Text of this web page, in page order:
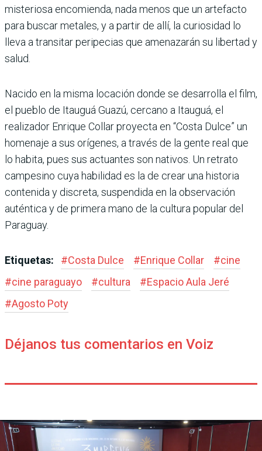
misteriosa encomienda, nada menos que un artefacto
para buscar metales, y a partir de allí, la curiosidad lo
lleva a transitar peripecias que amenazarán su libertad y
salud.
Nacido en la misma locación donde se desarrolla el film,
el pueblo de Itauguá Guazú, cercano a Itauguá, el
realizador Enrique Collar proyecta en “Costa Dulce” un
homenaje a sus orígenes, a través de la gente real que
lo habita, pues sus actuantes son nativos. Un retrato
campesino cuya habilidad es la de crear una historia
contenida y discreta, suspendida en la observación
auténtica y de primera mano de la cultura popular del
Paraguay.
Etiquetas: #Costa Dulce #Enrique Collar #cine
#cine paraguayo #cultura #Espacio Aula Jeré
#Agosto Poty
Déjanos tus comentarios en Voiz